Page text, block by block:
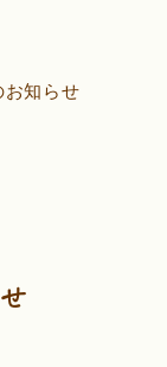
お知らせ